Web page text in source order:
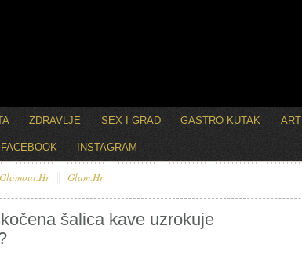
ZDRAVLJE SEX I GRAD GASTRO KUTAK ART
FACEBOOK INSTAGRAM
Glamour.hr Glam.hr
šalica kave uzrokuje